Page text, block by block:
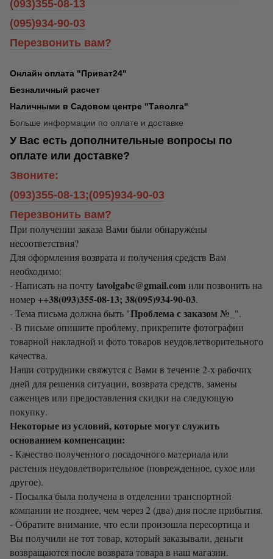
(093)355-08-13
(095)934-90-03
Перезвонить вам?
Онлайн оплата "Приват24"
Безналичный расчет
Наличными в Садовом центре "Таволга"
Больше информации по оплате и доставке
У Вас есть дополнительные вопросы по
оплате или доставке?
Звоните:
(093)355-08-13;(095)934-90-03
Перезвонить вам?
При получении заказа Вами были обнаружены
несоответствия?
Для оформления возврата и получения средств Вам
необходимо:
- Написать на почтуtavolgabc@gmail.comили позвонить на
номер ++38(093)355-08-13; 38(095)934-90-03.
- Тема письма должна быть "Проблема с заказом №_ ".
- В письме опишите проблему, прикрепите фотографии
товарной накладной и фото товаров неудовлетворительного
качества.
Наши сотрудники свяжутся с Вами в течение 2-х рабочих
дней для решения ситуации, возврата средств, замены
саженцев или предоставления скидки на следующую
покупку.
Некоторые из условий, которые могут служить
основанием компенсации:
- Качество полученного посадочного материала или
растения неудовлетворительное (поврежденное, сухое или
другое).
- Посылка была получена в отделении транспортной
компании не позднее, чем через 2 (два) дня после прибытия.
- Обратите внимание, что если произошла пересортица и
Вы получили не тот товар, который заказывали, деньги
возвращаются после возврата товара в наш магазин.